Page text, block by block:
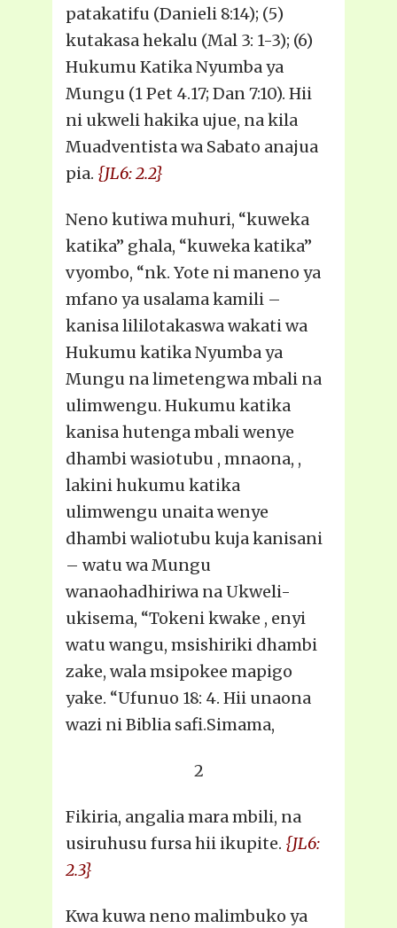
patakatifu (Danieli 8:14); (5)
kutakasa hekalu (Mal 3: 1-3); (6)
Hukumu Katika Nyumba ya
Mungu (1 Pet 4.17; Dan 7:10). Hii
ni ukweli hakika ujue, na kila
Muadventista wa Sabato anajua
pia. {JL6: 2.2}
Neno kutiwa muhuri, “kuweka
katika” ghala, “kuweka katika”
vyombo, “nk. Yote ni maneno ya
mfano ya usalama kamili –
kanisa lililotakaswa wakati wa
Hukumu katika Nyumba ya
Mungu na limetengwa mbali na
ulimwengu. Hukumu katika
kanisa hutenga mbali wenye
dhambi wasiotubu , mnaona, ,
lakini hukumu katika
ulimwengu unaita wenye
dhambi waliotubu kuja kanisani
– watu wa Mungu
wanaohadhiriwa na Ukweli-
ukisema, “Tokeni kwake , enyi
watu wangu, msishiriki dhambi
zake, wala msipokee mapigo
yake. “Ufunuo 18: 4. Hii unaona
wazi ni Biblia safi.Simama,
2
Fikiria, angalia mara mbili, na
usiruhusu fursa hii ikupite. {JL6:
2.3}
Kwa kuwa neno malimbuko ya